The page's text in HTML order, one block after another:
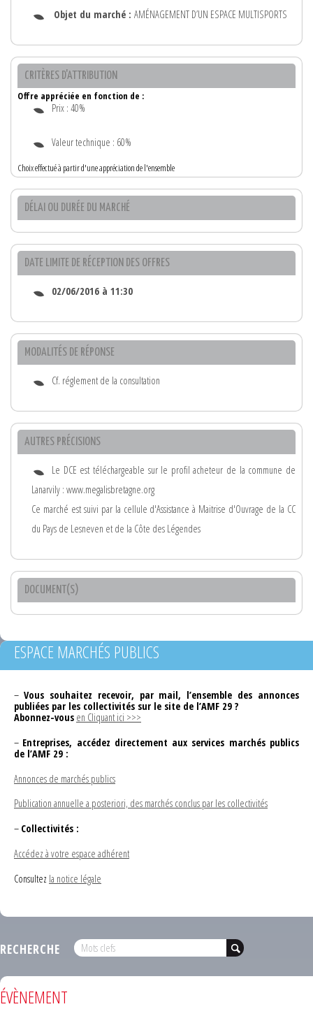
Objet du marché : AMÉNAGEMENT D’UN ESPACE MULTISPORTS
CRITÈRES D'ATTRIBUTION
Offre appréciée en fonction de :
Prix : 40%
Valeur technique : 60%
Choix effectué à partir d'une appréciation de l'ensemble
DÉLAI OU DURÉE DU MARCHÉ
DATE LIMITE DE RÉCEPTION DES OFFRES
02/06/2016 à 11:30
MODALITÉS DE RÉPONSE
Cf. réglement de la consultation
AUTRES PRÉCISIONS
Le DCE est téléchargeable sur le profil acheteur de la commune de
Lanarvily : www.megalisbretagne.org
Ce marché est suivi par la cellule d'Assistance à Maitrise d'Ouvrage de la CC
du Pays de Lesneven et de la Côte des Légendes
DOCUMENT(S)
ESPACE MARCHÉS PUBLICS
– Vous souhaitez recevoir, par mail, l’ensemble des annonces
publiées par les collectivités sur le site de l’AMF 29 ?
Abonnez-vous en Cliquant ici >>>
– Entreprises, accédez directement aux services marchés publics
de l’AMF 29 :
Annonces de marchés publics
Publication annuelle a posteriori, des marchés conclus par les collectivités
– Collectivités :
Accédez à votre espace adhérent
Consultez la notice légale
RECHERCHE
ÉVÈNEMENT